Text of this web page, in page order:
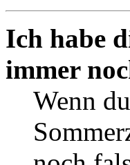
Ich habe
immer
Wenn